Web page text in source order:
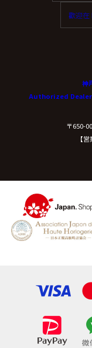
ご本人からの求
たは削除、利用
三者提供記録の
開示等に応ずる
に関する苦情、
（８）本人
クッキーやウェ
容易に認識できな
おりません。
取得した個人情
防止と是正、そ
つ適切な措置を
歡迎在
神
Authorized Dealer
〒650-
【